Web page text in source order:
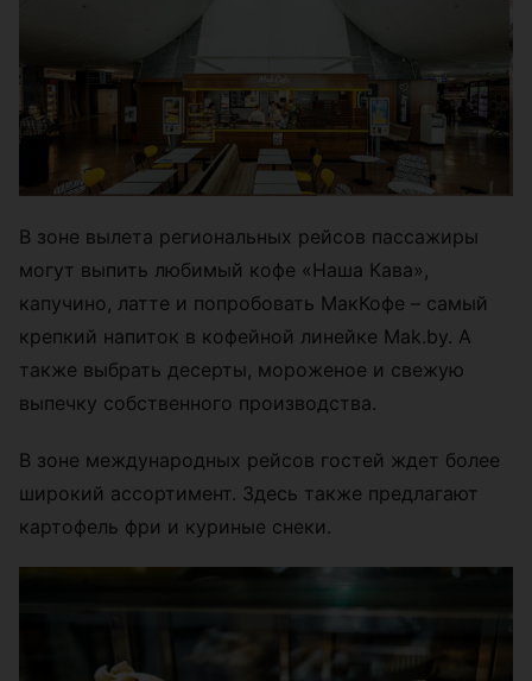
В зоне вылета региональных рейсов пассажиры
могут выпить любимый кофе «Наша Кава»,
капучино, латте и попробовать МакКофе – самый
крепкий напиток в кофейной линейке Mak.by. А
также выбрать десерты, мороженое и свежую
выпечку собственного производства.
В зоне международных рейсов гостей ждет более
широкий ассортимент. Здесь также предлагают
картофель фри и куриные снеки.